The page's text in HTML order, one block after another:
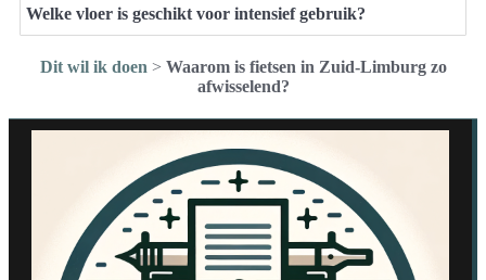
Welke vloer is geschikt voor intensief gebruik?
Dit wil ik doen > Waarom is fietsen in Zuid-Limburg zo
afwisselend?